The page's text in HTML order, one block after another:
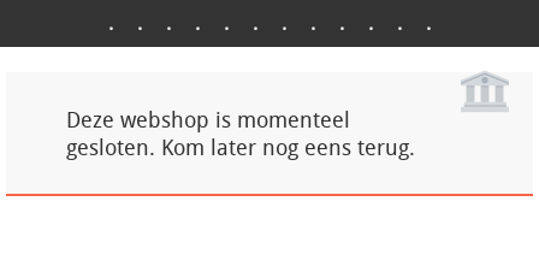
. . . . . . . . . . . .
Deze webshop is momenteel
gesloten. Kom later nog eens terug.